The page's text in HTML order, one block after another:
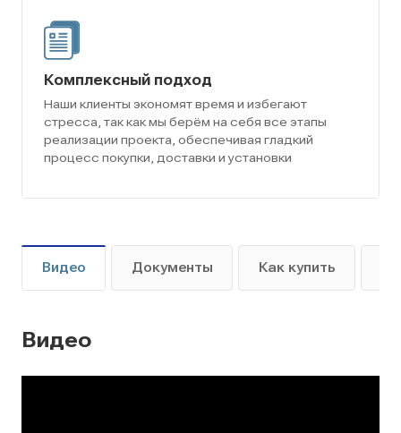
Комплексный подход
Наши клиенты экономят время и избегают
стресса, так как мы берём на себя все этапы
реализации проекта, обеспечивая гладкий
процесс покупки, доставки и установки
Видео Документы Как купить
Видео